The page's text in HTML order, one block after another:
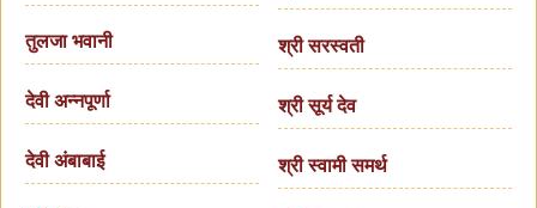
तुलजा भवानी
देवी अन्नपूर्णा
देवी अंबाबाई
श्री सरस्वती
श्री सूर्य देव
श्री स्वामी समर्थ